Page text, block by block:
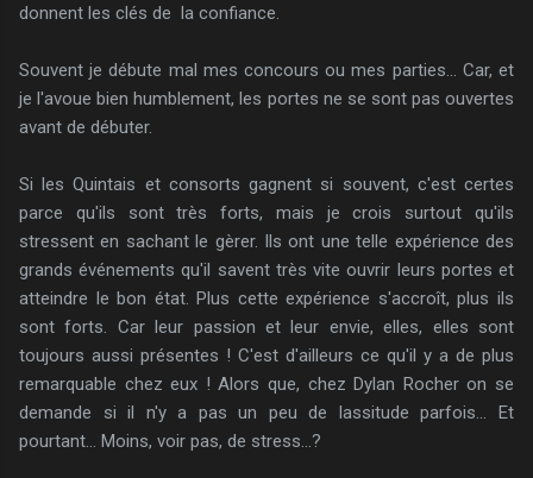
donnent les clés de la confiance.
Souvent je débute mal mes concours ou mes parties... Car, et
je l'avoue bien humblement, les portes ne se sont pas ouvertes
avant de débuter.
Si les Quintais et consorts gagnent si souvent, c'est certes
parce qu'ils sont très forts, mais je crois surtout qu'ils
stressent en sachant le gèrer. Ils ont une telle expérience des
grands événements qu'il savent très vite ouvrir leurs portes et
atteindre le bon état. Plus cette expérience s'accroît, plus ils
sont forts. Car leur passion et leur envie, elles, elles sont
toujours aussi présentes ! C'est d'ailleurs ce qu'il y a de plus
remarquable chez eux ! Alors que, chez Dylan Rocher on se
demande si il n'y a pas un peu de lassitude parfois... Et
pourtant... Moins, voir pas, de stress...?